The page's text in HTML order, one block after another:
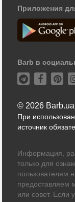
Приложения
Barb в
© 2026 Barb.ua
При
источник
Информация,
только для
пользователям
предоставляем
или совет. Если